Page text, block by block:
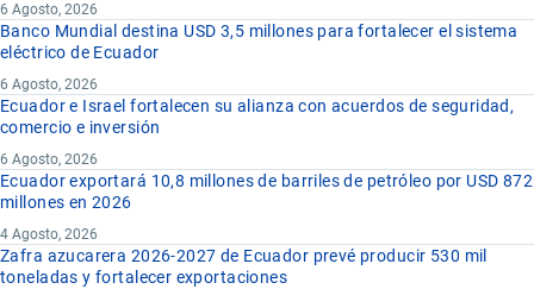
6 Agosto, 2026
Banco Mundial destina USD 3,5 millones para fortalecer el sistema
eléctrico de Ecuador
6 Agosto, 2026
Ecuador e Israel fortalecen su alianza con acuerdos de seguridad,
comercio e inversión
6 Agosto, 2026
Ecuador exportará 10,8 millones de barriles de petróleo por USD 872
millones en 2026
4 Agosto, 2026
Zafra azucarera 2026-2027 de Ecuador prevé producir 530 mil
toneladas y fortalecer exportaciones